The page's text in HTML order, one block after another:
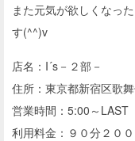
また元気が欲しくなっ
す(^^)v
店名：I´s－２部－
住所：東京都新宿区歌
営業時間：5:00～LAST
利用料金：９０分２００